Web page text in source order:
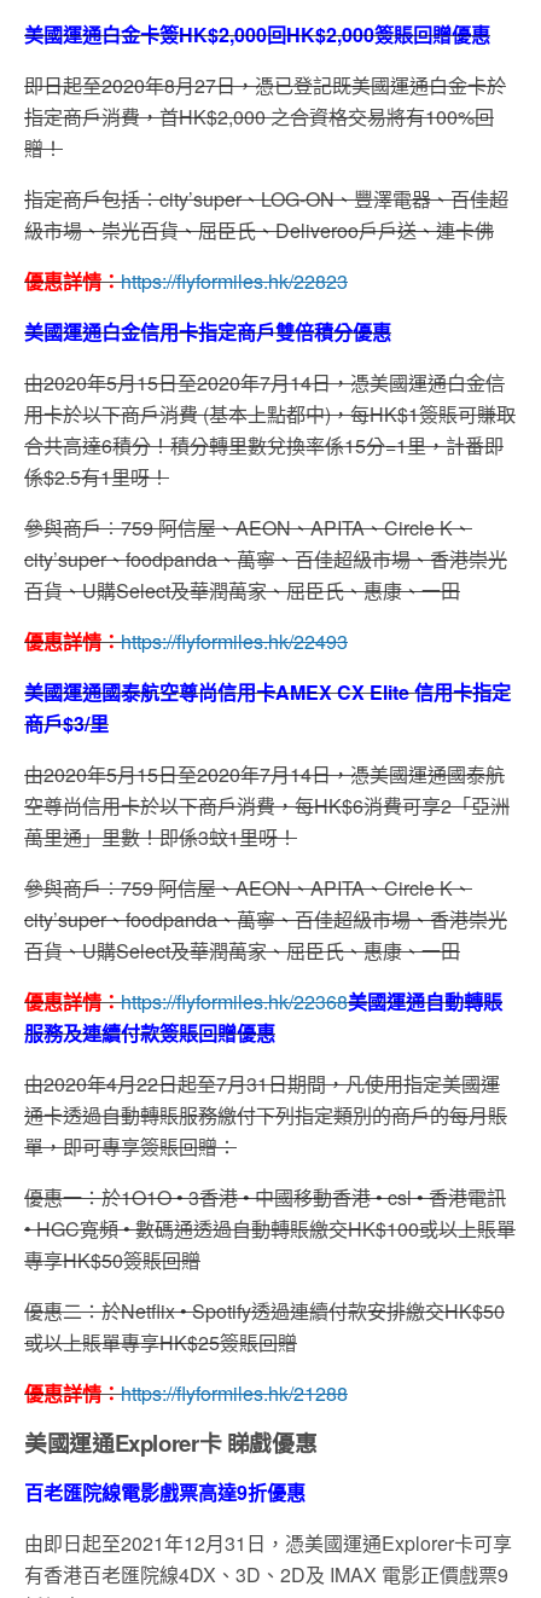
美國運通白金卡簽HK$2,000回HK$2,000簽賬回贈優惠
即日起至2020年8月27日，憑已登記既美國運通白金卡於
指定商戶消費，首HK$2,000 之合資格交易將有100%回
贈！
指定商戶包括：city’super、LOG-ON、豐澤電器、百佳超
級市場、崇光百貨、屈臣氏、Deliveroo戶戶送、連卡佛
優惠詳情：https://flyformiles.hk/22823
美國運通白金信用卡指定商戶雙倍積分優惠
由2020年5月15日至2020年7月14日，憑美國運通白金信
用卡於以下商戶消費 (基本上點都中)，每HK$1簽賬可賺取
合共高達6積分！積分轉里數兌換率係15分=1里，計番即
係$2.5有1里呀！
參與商戶︰759 阿信屋、AEON、APITA、Circle K、
city’super、foodpanda、萬寧、百佳超級市場、香港崇光
百貨、U購Select及華潤萬家、屈臣氏、惠康、一田
優惠詳情：https://flyformiles.hk/22493
美國運通國泰航空尊尚信用卡AMEX CX Elite 信用卡指定
商戶$3/里
由2020年5月15日至2020年7月14日，憑美國運通國泰航
空尊尚信用卡於以下商戶消費，每HK$6消費可享2「亞洲
萬里通」里數！即係3蚊1里呀！
參與商戶︰759 阿信屋、AEON、APITA、Circle K、
city’super、foodpanda、萬寧、百佳超級市場、香港崇光
百貨、U購Select及華潤萬家、屈臣氏、惠康、一田
優惠詳情：https://flyformiles.hk/22368美國運通自動轉賬
服務及連續付款簽賬回贈優惠
由2020年4月22日起至7月31日期間，凡使用指定美國運
通卡透過自動轉賬服務繳付下列指定類別的商戶的每月賬
單，即可專享簽賬回贈：
優惠一：於1O1O • 3香港 • 中國移動香港 • csl • 香港電訊
• HGC寬頻 • 數碼通透過自動轉賬繳交HK$100或以上賬單
專享HK$50簽賬回贈
優惠二：於Netflix • Spotify透過連續付款安排繳交HK$50
或以上賬單專享HK$25簽賬回贈
優惠詳情：https://flyformiles.hk/21288
美國運通Explorer卡 睇戲優惠
百老匯院線電影戲票高達9折優惠
由即日起至2021年12月31日，憑美國運通Explorer卡可享
有香港百老匯院線4DX、3D、2D及 IMAX 電影正價戲票9